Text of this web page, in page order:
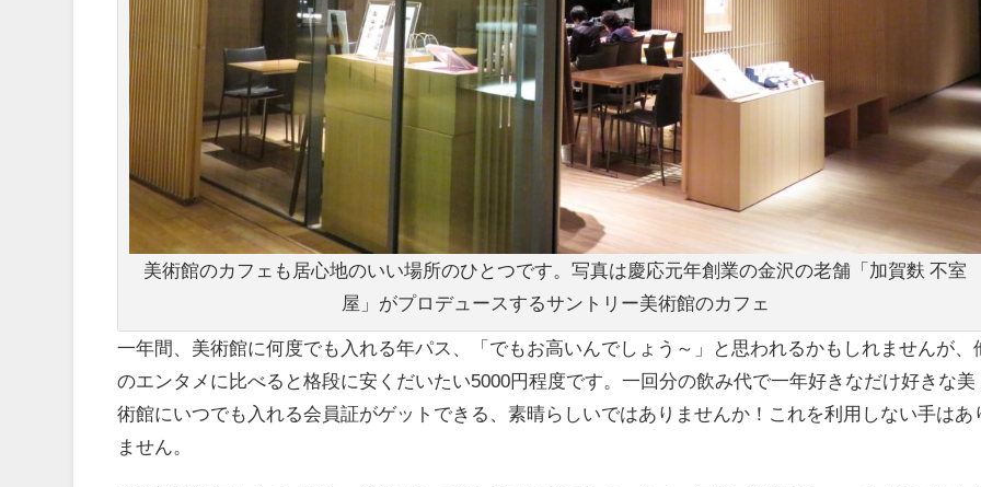
美術館のカフェも居心地のいい場所のひとつです。写真は慶応元年創業の金沢の老舗「加賀麩 不室
屋」がプロデュースするサントリー美術館のカフェ
一年間、美術館に何度でも入れる年パス、「でもお高いんでしょう～」と思われるかもしれませんが、
のエンタメに比べると格段に安くだいたい5000円程度です。一回分の飲み代で一年好きなだけ好きな美
術館にいつでも入れる会員証がゲットできる、素晴らしいではありませんか！これを利用しない手はあ
ません。